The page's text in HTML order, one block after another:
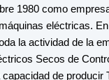
1980 como
eléctricas.
la actividad de la
Secos de
de producir